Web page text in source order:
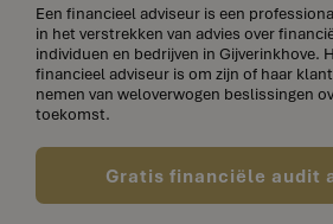
Een financieel adviseur is een
in het verstrekken van advies over
individuen en bedrijven in Gijverinkhove.
financieel adviseur is om zijn of haar
nemen van weloverwogen beslissingen
toekomst.
Gratis financiële audit